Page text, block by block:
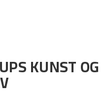
KUNST OG